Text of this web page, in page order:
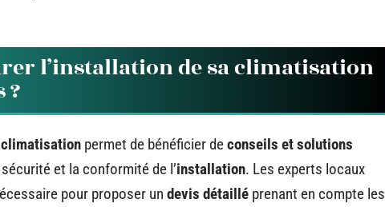
l’installation de sa climatisation
?
permet de bénéficier deconseils et solutions
et la conformité de l’installation. Les experts locaux
pour proposer un devis détaillé prenant en compte les